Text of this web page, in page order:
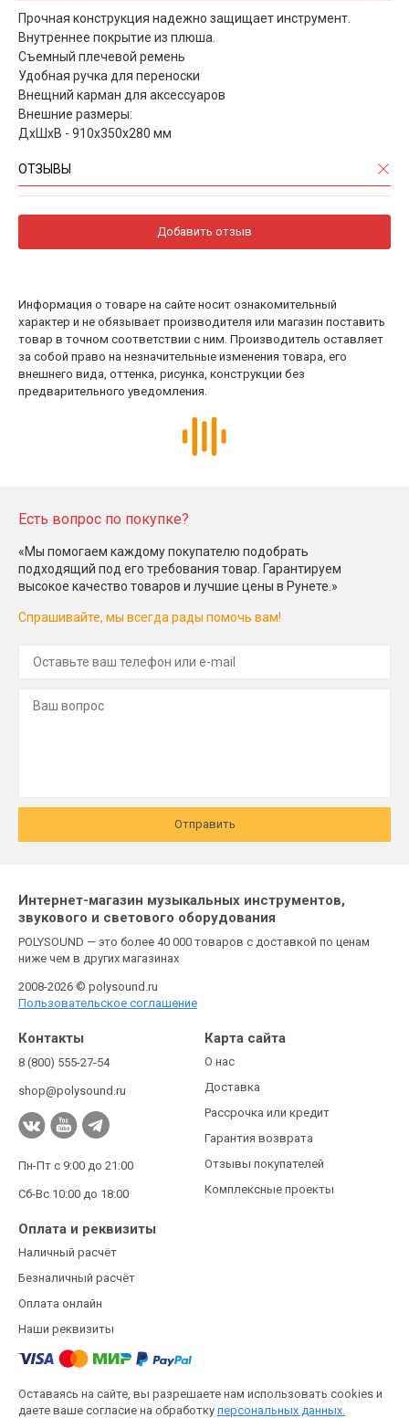
Прочная конструкция надежно защищает инструмент.
Внутреннее покрытие из плюша.
Съемный плечевой ремень
Удобная ручка для переноски
Внещний карман для аксессуаров
Внешние размеры:
ДхШхВ - 910х350х280 мм
ОТЗЫВЫ
Добавить отзыв
Информация о товаре на сайте носит ознакомительный
характер и не обязывает производителя или магазин поставить
товар в точном соответствии с ним. Производитель оставляет
за собой право на незначительные изменения товара, его
внешнего вида, оттенка, рисунка, конструкции без
предварительного уведомления.
Есть вопрос по покупке?
«Мы помогаем каждому покупателю подобрать
подходящий под его требования товар. Гарантируем
высокое качество товаров и лучшие цены в Рунете.»
Спрашивайте, мы всегда рады помочь вам!
Отправить
Интернет-магазин музыкальных инструментов,
звукового и светового оборудования
POLYSOUND — это более 40 000 товаров с доставкой по ценам
ниже чем в других магазинах
2008-2026 © polysound.ru
Пользовательское соглашение
Контакты
8 (800) 555-27-54
shop@polysound.ru
Пн-Пт с 9:00 до 21:00
Сб-Вс 10:00 до 18:00
Карта сайта
О нас
Доставка
Рассрочка или кредит
Гарантия возврата
Отзывы покупателей
Комплексные проекты
Оплата и реквизиты
Наличный расчёт
Безналичный расчёт
Оплата онлайн
Наши реквизиты
Оставаясь на сайте, вы разрешаете нам использовать cookies и
даете ваше согласие на обработку персональных данных.